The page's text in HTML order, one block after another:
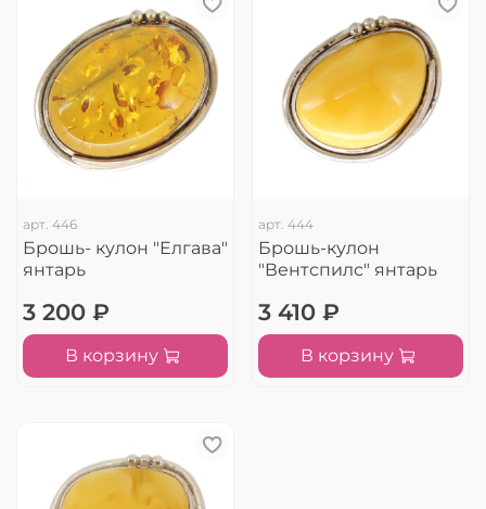
арт. 446
Брошь- кулон "Елгава"
янтарь
3 200 ₽
В корзину
арт. 444
Брошь-кулон
"Вентспилс" янтарь
3 410 ₽
В корзину